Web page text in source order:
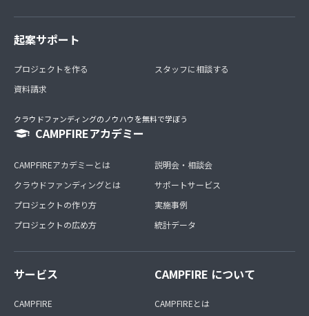
起案サポート
プロジェクトを作る
資料請求
スタッフに相談する
クラウドファンディングのノウハウを無料で学ぼう
CAMPFIREアカデミー
CAMPFIREアカデミーとは
クラウドファンディングとは
プロジェクトの作り方
プロジェクトの広め方
説明会・相談会
サポートサービス
実施事例
統計データ
サービス
CAMPFIRE
CAMPFIRE について
CAMPFIREとは